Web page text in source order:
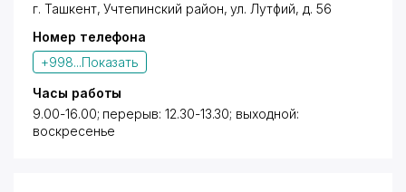
г. Ташкент,Учтепинский район,ул. Лутфий, д. 56
Номер телефона
+998...Показать
Часы работы
9.00-16.00; перерыв: 12.30-13.30; выходной:
воскресенье